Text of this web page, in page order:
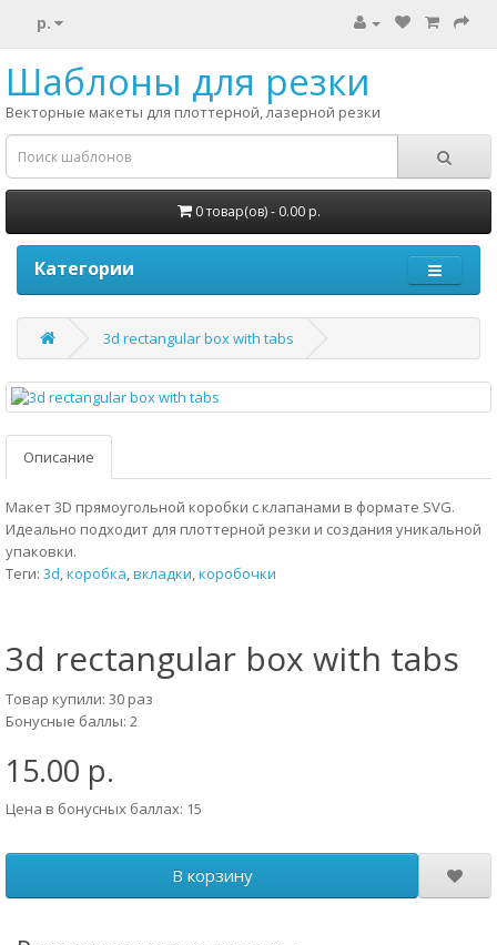
р.
Шаблоны для резки
Векторные макеты для плоттерной, лазерной резки
0 товар(ов) - 0.00 р.
Категории
3d rectangular box with tabs
Описание
Макет 3D прямоугольной коробки с клапанами в формате SVG.
Идеально подходит для плоттерной резки и создания уникальной
упаковки.
Теги: 3d,коробка,вкладки,коробочки
3d rectangular box with tabs
Товар купили: 30 раз
Бонусные баллы: 2
15.00 р.
Цена в бонусных баллах: 15
В корзину